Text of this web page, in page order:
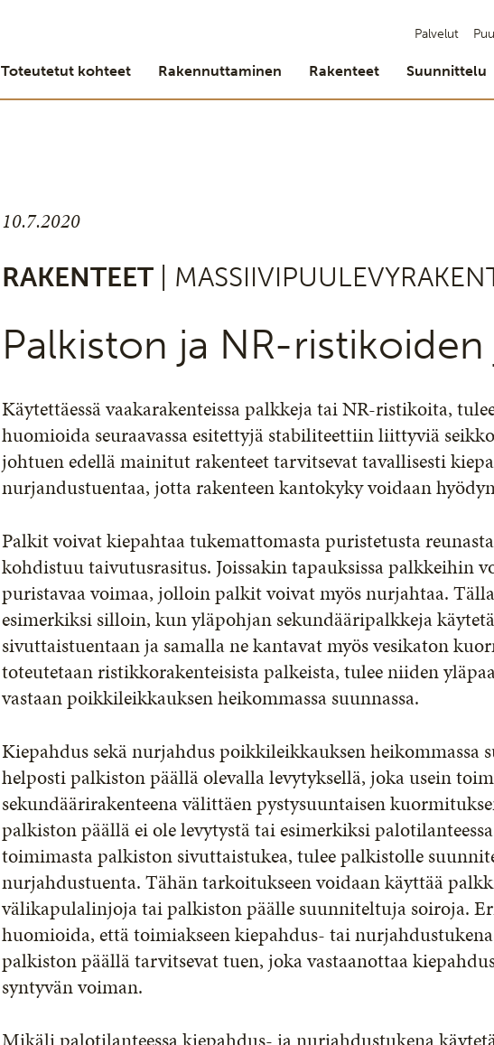
Palvelut
Toteutetut kohteet Rakennuttaminen Rakenteet Suunnittelu
10.7.2020
RAKENTEET |
Palkiston ja NR-ristikoiden
Käytettäessä vaakarakenteissa palkkeja tai NR-ristikoita,
huomioida seuraavassa esitettyjä stabiliteettiin liittyviä
johtuen edellä mainitut rakenteet tarvitsevat tavallisesti
nurjandustuentaa, jotta rakenteen kantokyky voidaan
Palkit voivat kiepahtaa tukemattomasta puristetusta
kohdistuu taivutusrasitus. Joissakin tapauksissa palkkeihin
puristavaa voimaa, jolloin palkit voivat myös nurjahtaa.
esimerkiksi silloin, kun yläpohjan sekundääripalkkeja
sivuttaistuentaan ja samalla ne kantavat myös vesikaton
toteutetaan ristikkorakenteisista palkeista, tulee niiden
vastaan poikkileikkauksen heikommassa suunnassa.
Kiepahdus sekä nurjahdus poikkileikkauksen heikommassa
helposti palkiston päällä olevalla levytyksellä, joka usein
sekundäärirakenteena välittäen pystysuuntaisen
palkiston päällä ei ole levytystä tai esimerkiksi
toimimasta palkiston sivuttaistukea, tulee palkistolle
nurjahdustuenta. Tähän tarkoitukseen voidaan käyttää
välikapulalinjoja tai palkiston päälle suunniteltuja soiroja.
huomioida, että toimiakseen kiepahdus- tai
palkiston päällä tarvitsevat tuen, joka vastaanottaa
syntyvän voiman.